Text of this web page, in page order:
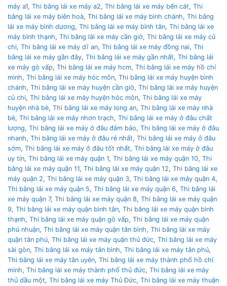
máy a1, Thi bằng lái xe máy a2, Thi bằng lái xe máy bến cát, Thi
bằng lái xe máy biên hoà, Thi bằng lái xe máy bình chánh, Thi bằng
lái xe máy bình dương, Thi bằng lái xe máy bình tân, Thi bằng lái xe
máy bình thạnh, Thi bằng lái xe máy cần giờ, Thi bằng lái xe máy củ
chi, Thi bằng lái xe máy dĩ an, Thi bằng lái xe máy đồng nai, Thi
bằng lái xe máy gần đây, Thi bằng lái xe máy gần nhất, Thi bằng lái
xe máy gò vấp, Thi bằng lái xe máy hcm, Thi bằng lái xe máy hồ chí
minh, Thi bằng lái xe máy hóc môn, Thi bằng lái xe máy huyện bình
chánh, Thi bằng lái xe máy huyện cần giờ, Thi bằng lái xe máy huyện
củ chi, Thi bằng lái xe máy huyện hóc môn, Thi bằng lái xe máy
huyện nhà bè, Thi bằng lái xe máy long an, Thi bằng lái xe máy nhà
bè, Thi bằng lái xe máy nhơn trạch, Thi bằng lái xe máy ở đâu chất
lượng, Thi bằng lái xe máy ở đâu đảm bảo, Thi bằng lái xe máy ở đâu
nhanh, Thi bằng lái xe máy ở đâu rẻ nhất, Thi bằng lái xe máy ở đâu
sớm, Thi bằng lái xe máy ở đâu tốt nhất, Thi bằng lái xe máy ở đâu
uy tín, Thi bằng lái xe máy quận 1, Thi bằng lái xe máy quận 10, Thi
bằng lái xe máy quận 11, Thi bằng lái xe máy quận 12, Thi bằng lái xe
máy quận 2, Thi bằng lái xe máy quận 3, Thi bằng lái xe máy quận 4,
Thi bằng lái xe máy quận 5, Thi bằng lái xe máy quận 6, Thi bằng lái
xe máy quận 7, Thi bằng lái xe máy quận 8, Thi bằng lái xe máy quận
9, Thi bằng lái xe máy quận bình tân, Thi bằng lái xe máy quận bình
thạnh, Thi bằng lái xe máy quận gò vấp, Thi bằng lái xe máy quận
phú nhuận, Thi bằng lái xe máy quận tân bình, Thi bằng lái xe máy
quận tân phú, Thi bằng lái xe máy quận thủ đức, Thi bằng lái xe máy
sài gòn, Thi bằng lái xe máy tân bình, Thi bằng lái xe máy tân phú,
Thi bằng lái xe máy tân uyên, Thi bằng lái xe máy thành phố hồ chí
minh, Thi bằng lái xe máy thành phố thủ đức, Thi bằng lái xe máy
thủ dầu một, Thi bằng lái xe máy Thủ Đức, Thi bằng lái xe máy thuận